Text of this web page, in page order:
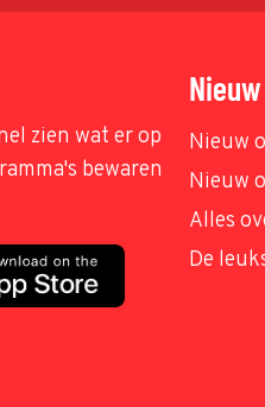
zien wat er op
bewaren
Nieuw
Nieuw
Alles
De